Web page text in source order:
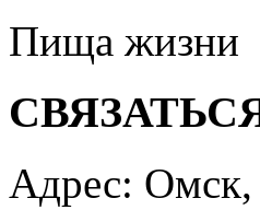
Пища жизни
Адрес: Омск,